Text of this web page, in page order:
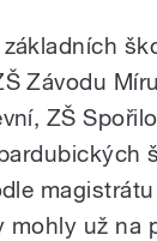
Závodu
ZŠ
už na